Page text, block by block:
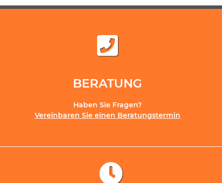
BERATUNG
Haben Sie Fragen?
Vereinbaren Sie einen Beratungstermin